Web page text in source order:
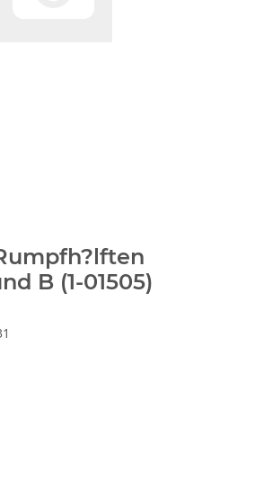
B (1-01505)